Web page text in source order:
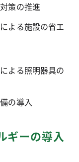
策の推進
よる施設の省エ
よる照明器具の
の導入
ーの導入